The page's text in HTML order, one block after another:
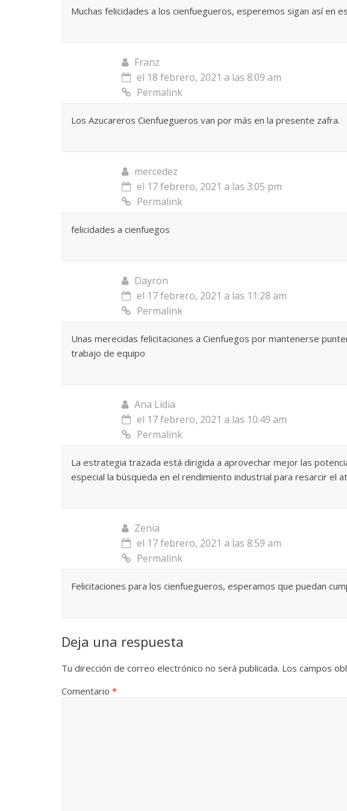
Muchas felicidades a los cienfuegueros, esperemos sigan así en
Franz
el 18 febrero, 2021 a las 8:09 am
Permalink
Los Azucareros Cienfuegueros van por más en la presente zafra.
mercedez
el 17 febrero, 2021 a las 3:05 pm
Permalink
felicidades a cienfuegos
Dayron
el 17 febrero, 2021 a las 11:28 am
Permalink
Unas merecidas felicitaciones a Cienfuegos por mantenerse
trabajo de equipo
Ana Lidia
el 17 febrero, 2021 a las 10:49 am
Permalink
La estrategia trazada está dirigida a aprovechar mejor las
especial la búsqueda en el rendimiento industrial para resarcir el
Zenia
el 17 febrero, 2021 a las 8:59 am
Permalink
Felicitaciones para los cienfuegueros, esperamos que puedan
Deja una respuesta
Tu dirección de correo electrónico no será publicada. Los campos
Comentario *
Un vergel en las nieblas de
12 octubre, 2024 Francisco G. Navarro 0
La efímera Torre del
3